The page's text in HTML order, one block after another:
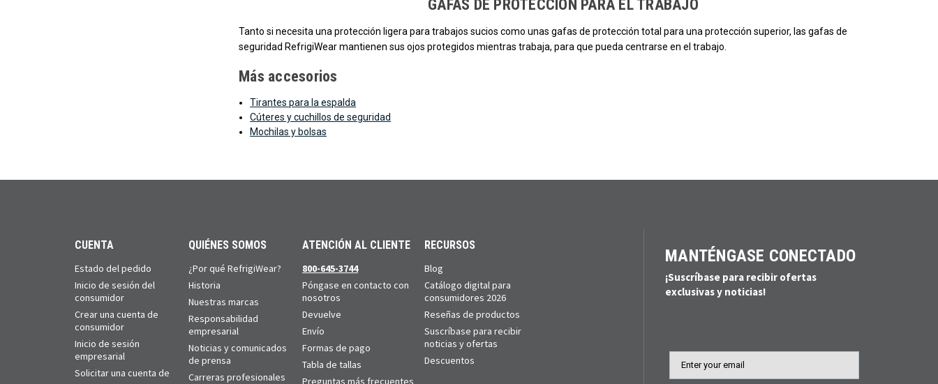
GAFAS DE PROTECCIÓN PARA EL TRABAJO
Tanto si necesita una protección ligera para trabajos sucios como unas gafas de protección total para una protección superior, las gafas de
seguridad RefrigiWear mantienen sus ojos protegidos mientras trabaja, para que pueda centrarse en el trabajo.
Más accesorios
Tirantes para la espalda
Cúteres y cuchillos de seguridad
Mochilas y bolsas
CUENTA
Estado del pedido
Inicio de sesión del
consumidor
Crear una cuenta de
consumidor
Inicio de sesión
empresarial
Solicitar una cuenta de
QUIÉNES SOMOS
¿Por qué RefrigiWear?
Historia
Nuestras marcas
Responsabilidad
empresarial
Noticias y comunicados
de prensa
Carreras profesionales
ATENCIÓN AL CLIENTE
800-645-3744
Póngase en contacto con
nosotros
Devuelve
Envío
Formas de pago
Tabla de tallas
Preguntas más frecuentes
RECURSOS
Blog
Catálogo digital para
consumidores 2026
Reseñas de productos
Suscríbase para recibir
noticias y ofertas
Descuentos
MANTÉNGASE CONECTADO
¡Suscríbase para recibir ofertas
exclusivas y noticias!